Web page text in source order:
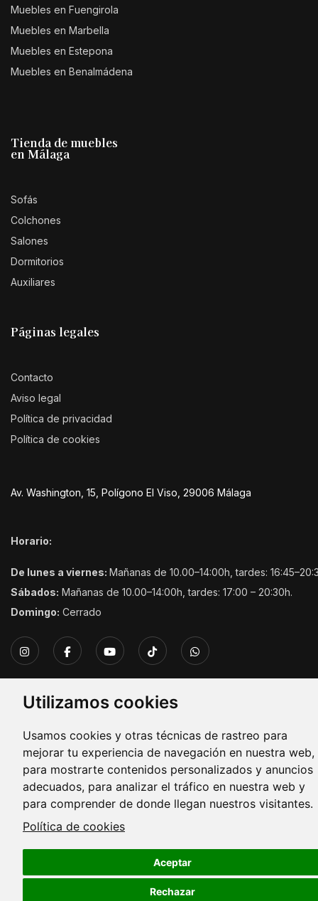
Utilizamos cookies
Usamos cookies y otras técnicas de rastreo para
mejorar tu experiencia de navegación en nuestra web,
para mostrarte contenidos personalizados y anuncios
adecuados, para analizar el tráfico en nuestra web y
para comprender de donde llegan nuestros visitantes.
Política de cookies
Aceptar
Rechazar
Muebles en Fuengirola
Muebles en Marbella
Muebles en Estepona
Muebles en Benalmádena
Tienda de muebles
en Málaga
Sofás
Colchones
Salones
Dormitorios
Auxiliares
Páginas legales
Contacto
Aviso legal
Política de privacidad
Política de cookies
Av. Washington, 15, Polígono El Viso, 29006 Málaga
Horario:
De lunes a viernes: Mañanas de 10.00–14:00h, tardes:
Sábados: Mañanas de 10.00–14:00h, tardes: 17:00 – 20:30h.
Domingo: Cerrado
Copyright © 2026. Todos los derechos reservados.